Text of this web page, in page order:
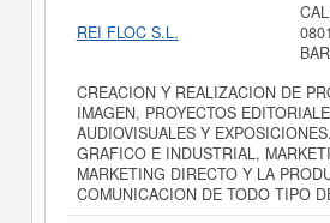
REI FLOC S.L.
CREACION Y REALIZACION DE
IMAGEN, PROYECTOS
AUDIOVISUALES Y
GRAFICO E INDUSTRIAL,
MARKETING DIRECTO Y LA
COMUNICACION DE TODO TIPO